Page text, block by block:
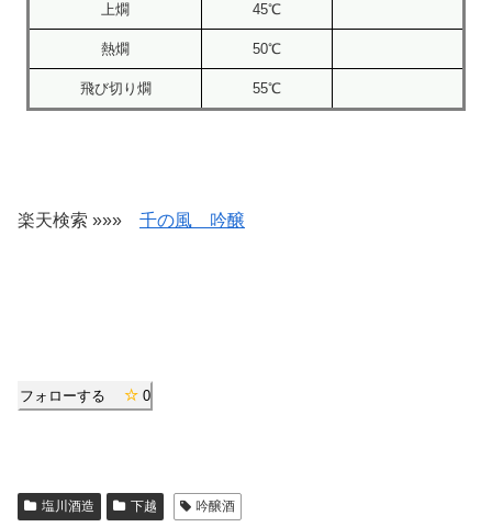
上燗 45℃
熱燗 50℃
飛び切り燗 55℃
楽天検索 »»» 千の風 吟醸
フォローする 0
塩川酒造 下越 吟醸酒